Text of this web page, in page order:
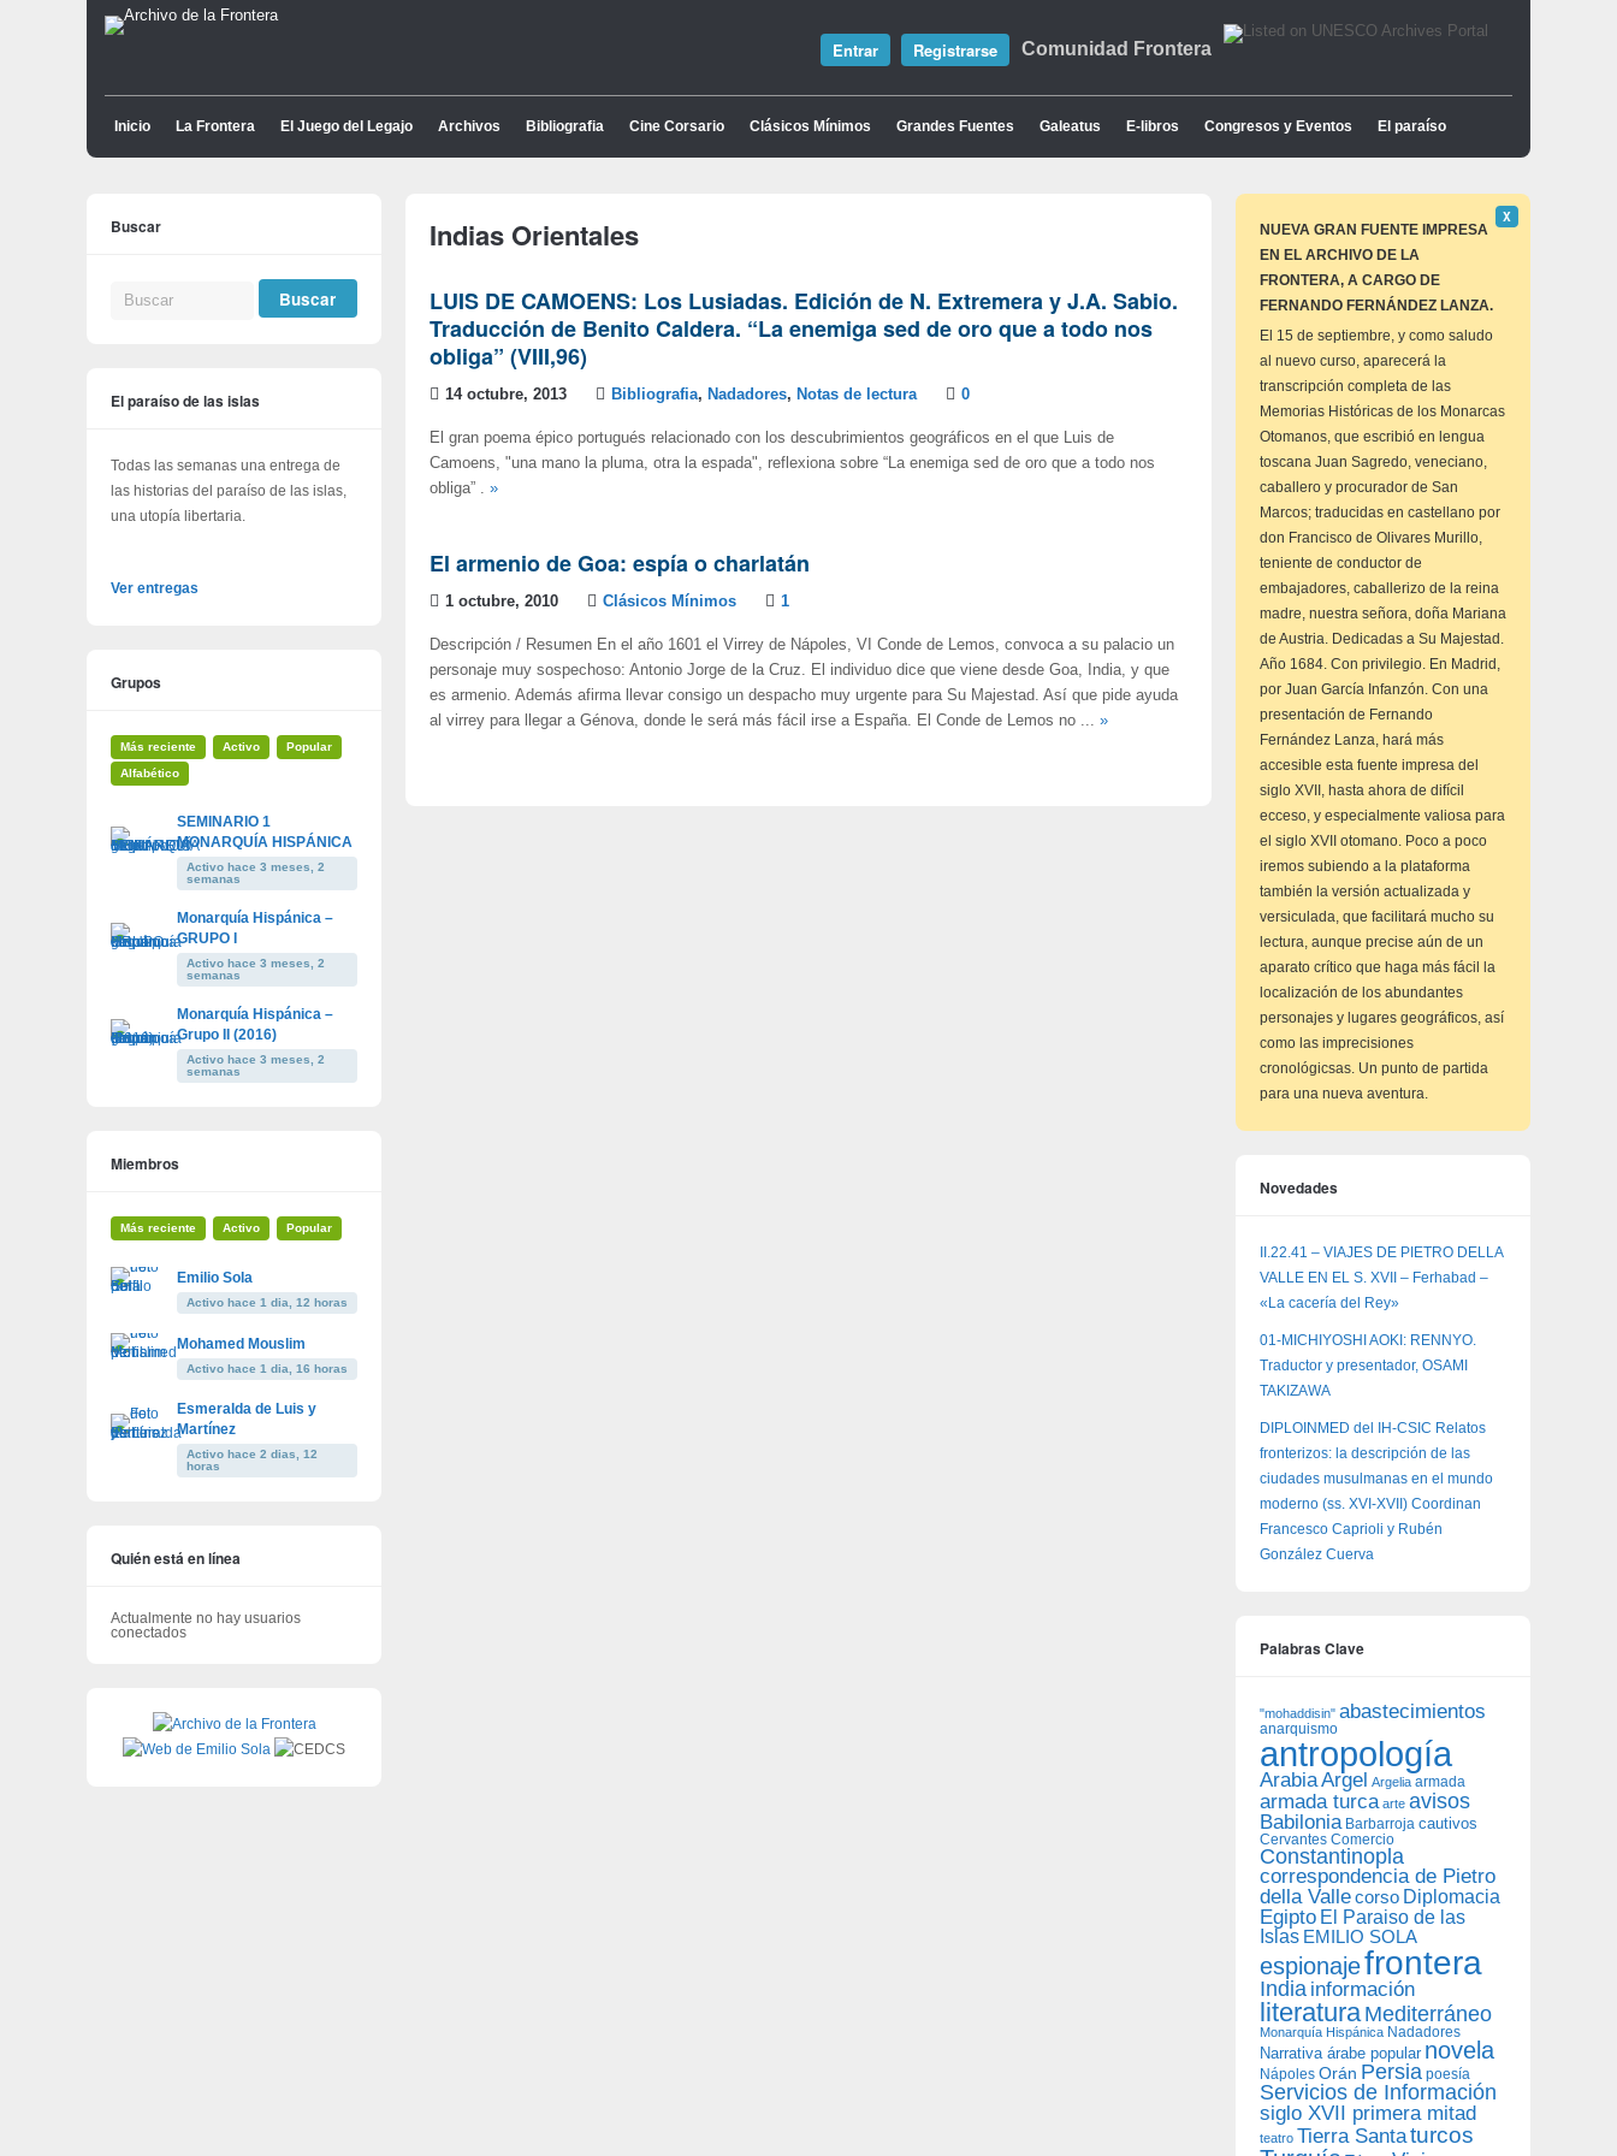
Comunidad Frontera
Entrar Registrarse
Inicio La Frontera El Juego del Legajo Archivos Bibliografia Cine Corsario Clásicos Mínimos Grandes Fuentes Galeatus E-libros Congresos y Eventos El paraíso
Indias Orientales
LUIS DE CAMOENS: Los Lusiadas. Edición de N. Extremera y J.A. Sabio.
Traducción de Benito Caldera. “La enemiga sed de oro que a todo nos
obliga” (VIII,96)
14 octubre, 2013 Bibliografia, Nadadores, Notas de lectura 0
El gran poema épico portugués relacionado con los descubrimientos geográficos en el que Luis de
Camoens, "una mano la pluma, otra la espada", reflexiona sobre “La enemiga sed de oro que a todo nos
obliga” . »
El armenio de Goa: espía o charlatán
1 octubre, 2010 Clásicos Mínimos 1
Descripción / Resumen En el año 1601 el Virrey de Nápoles, VI Conde de Lemos, convoca a su palacio un
personaje muy sospechoso: Antonio Jorge de la Cruz. El individuo dice que viene desde Goa, India, y que
es armenio. Además afirma llevar consigo un despacho muy urgente para Su Majestad. Así que pide ayuda
al virrey para llegar a Génova, donde le será más fácil irse a España. El Conde de Lemos no ... »
Buscar
El paraíso de las islas
Todas las semanas una entrega de
las historias del paraíso de las islas,
una utopía libertaria.
Ver entregas
Grupos
Más reciente Activo
Popular
Alfabético
SEMINARIO 1
MONARQUÍA HISPÁNICA
Activo hace 3 meses, 2
semanas
Monarquía Hispánica –
GRUPO I
Activo hace 3 meses, 2
semanas
Monarquía Hispánica –
Grupo II (2016)
Activo hace 3 meses, 2
semanas
Miembros
Más reciente Activo Popular
Emilio Sola
Activo hace 1 dia, 12 horas
Mohamed Mouslim
Activo hace 1 dia, 16 horas
Esmeralda de Luis y
Martínez
Activo hace 2 dias, 12
horas
Quién está en línea
Actualmente no hay usuarios
conectados
NUEVA GRAN FUENTE IMPRESA
EN EL ARCHIVO DE LA
FRONTERA, A CARGO DE
FERNANDO FERNÁNDEZ LANZA.
Descartar
este
Χ
El 15 de septiembre, y como saludo
al nuevo curso, aparecerá la
transcripción completa de las
Memorias Históricas de los Monarcas
Otomanos, que escribió en lengua
toscana Juan Sagredo, veneciano,
caballero y procurador de San
Marcos; traducidas en castellano por
don Francisco de Olivares Murillo,
teniente de conductor de
embajadores, caballerizo de la reina
madre, nuestra señora, doña Mariana
de Austria. Dedicadas a Su Majestad.
Año 1684. Con privilegio. En Madrid,
por Juan García Infanzón. Con una
presentación de Fernando
Fernández Lanza, hará más
accesible esta fuente impresa del
siglo XVII, hasta ahora de difícil
ecceso, y especialmente valiosa para
el siglo XVII otomano. Poco a poco
iremos subiendo a la plataforma
también la versión actualizada y
versiculada, que facilitará mucho su
lectura, aunque precise aún de un
aparato crítico que haga más fácil la
localización de los abundantes
personajes y lugares geográficos, así
como las imprecisiones
cronológicsas. Un punto de partida
para una nueva aventura.
Novedades
II.22.41 – VIAJES DE PIETRO DELLA
VALLE EN EL S. XVII – Ferhabad –
«La cacería del Rey»
01-MICHIYOSHI AOKI: RENNYO.
Traductor y presentador, OSAMI
TAKIZAWA
DIPLOINMED del IH-CSIC Relatos
fronterizos: la descripción de las
ciudades musulmanas en el mundo
moderno (ss. XVI-XVII) Coordinan
Francesco Caprioli y Rubén
González Cuerva
Palabras Clave
"mohaddisin" abastecimientos
anarquismo
antropología
ArabiaArgel Argelia armada
armada turca arte avisos
Babilonia Barbarroja cautivos
Cervantes Comercio
Constantinopla
correspondencia de Pietro
della Vallecorso Diplomacia
Egipto El Paraiso de las
Islas EMILIO SOLA
espionajefrontera
India información
literatura Mediterráneo
Monarquía Hispánica Nadadores
Narrativa árabe popular novela
Nápoles Orán Persia poesía
Servicios de Información
siglo XVII primera mitad
teatro Tierra Santaturcos